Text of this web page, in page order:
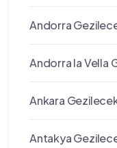
Andorra
Andorra la Vella
Ankara
Antakya